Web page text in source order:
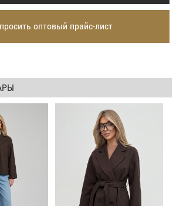
оптовый прайс-лист